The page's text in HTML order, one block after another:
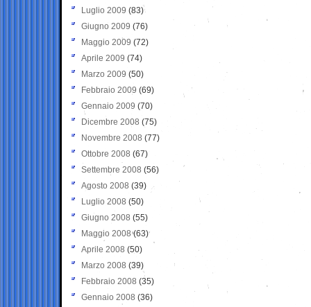
Luglio 2009 (83)
Giugno 2009 (76)
Maggio 2009 (72)
Aprile 2009 (74)
Marzo 2009 (50)
Febbraio 2009 (69)
Gennaio 2009 (70)
Dicembre 2008 (75)
Novembre 2008 (77)
Ottobre 2008 (67)
Settembre 2008 (56)
Agosto 2008 (39)
Luglio 2008 (50)
Giugno 2008 (55)
Maggio 2008(63)
Aprile 2008 (50)
Marzo 2008 (39)
Febbraio 2008 (35)
Gennaio 2008 (36)